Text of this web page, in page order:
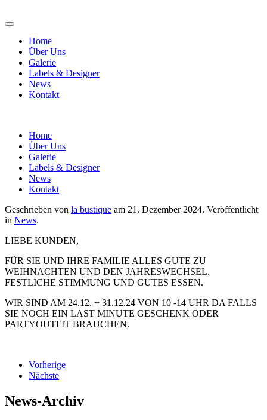
Home
Über Uns
Galerie
Labels & Designer
News
Kontakt
Home
Über Uns
Galerie
Labels & Designer
News
Kontakt
Geschrieben von la bustique am 21. Dezember 2024. Veröffentlicht
in News.
LIEBE KUNDEN,
FÜR SIE UND IHRE FAMILIE ALLES GUTE ZU
WEIHNACHTEN UND DEN JAHRESWECHSEL.
FESTLICHE STIMMUNG UND GUTES ESSEN.
WIR SIND AM 24.12. + 31.12.24 VON 10 -14 UHR DA FALLS
SIE NOCH EIN LAST MINUTE GESCHENK ODER
PARTYOUTFIT BRAUCHEN.
Vorherige
Nächste
News-Archiv